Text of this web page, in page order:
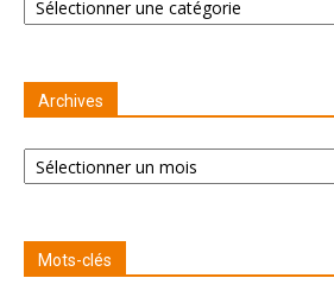
Archives
Archives
Mots-clés